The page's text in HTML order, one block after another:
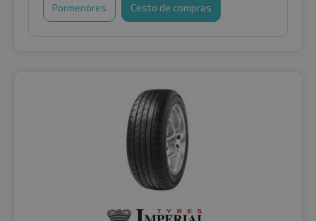
Pormenores Cesto de compras